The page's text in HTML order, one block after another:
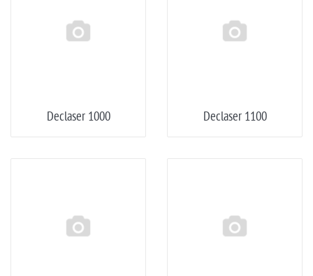
Declaser 1000 Declaser 1100